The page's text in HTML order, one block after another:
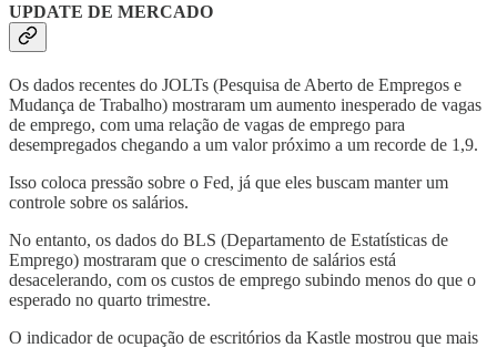
UPDATE DE MERCADO
Os dados recentes do JOLTs (Pesquisa de Aberto de Empregos e
Mudança de Trabalho) mostraram um aumento inesperado de vagas
de emprego, com uma relação de vagas de emprego para
desempregados chegando a um valor próximo a um recorde de 1,9.
Isso coloca pressão sobre o Fed, já que eles buscam manter um
controle sobre os salários.
No entanto, os dados do BLS (Departamento de Estatísticas de
Emprego) mostraram que o crescimento de salários está
desacelerando, com os custos de emprego subindo menos do que o
esperado no quarto trimestre.
O indicador de ocupação de escritórios da Kastle mostrou que mais